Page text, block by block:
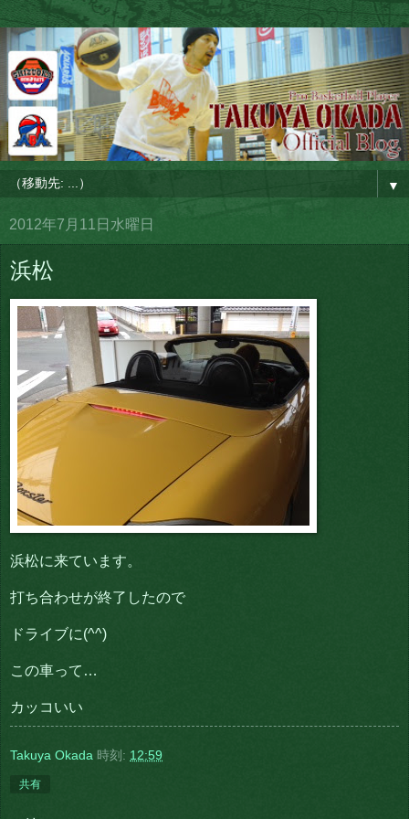
▼
2012年7月11日水曜日
浜松
浜松に来ています。
打ち合わせが終了したので
ドライブに(^^)
この車って…
カッコいい
Takuya Okada 時刻: 12:59
共有